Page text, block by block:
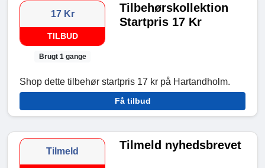
17 Kr
TILBUD
Brugt 1 gange
Tilbehørskollektion
Startpris 17 Kr
Shop dette tilbehør startpris 17 kr på Hartandholm.
Få tilbud
Tilmeld Tilmeld nyhedsbrevet